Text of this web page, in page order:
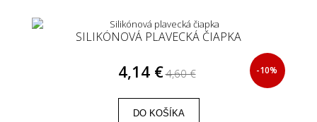
SILIKÓNOVÁ PLAVECKÁ ČIAPKA
4,14 €4,60 € -10%
DO KOŠÍKA